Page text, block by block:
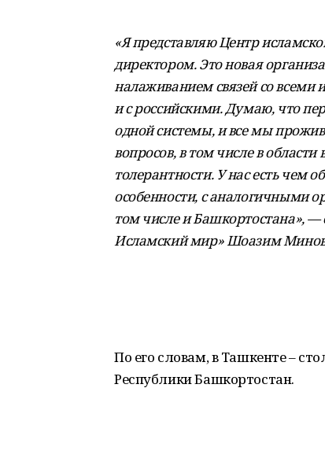
«Я представляю Центр
директором. Это новая
налаживанием связей со
и с российскими. Думаю, что
одной системы, и все мы
вопросов, в том числе в
толерантности. У нас есть чем
особенности, с аналогичными
том числе и Башкортостана», —
Исламский мир» Шоазим
По его словам, в Ташкенте –
Республики Башкортостан.